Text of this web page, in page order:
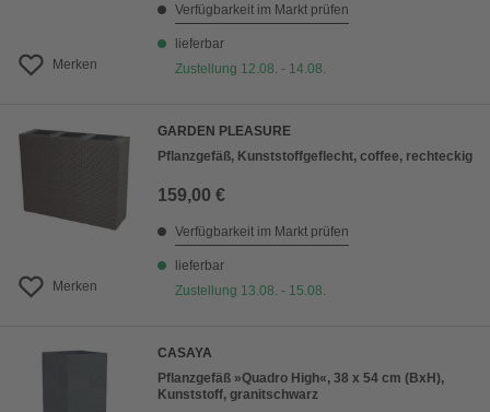
Merken
Verfügbarkeit im Markt prüfen
lieferbar
Zustellung 12.08. - 14.08.
Merken
GARDEN PLEASURE
Pflanzgefäß, Kunststoffgeflecht, coffee, rechteckig
159,00 €
Verfügbarkeit im Markt prüfen
lieferbar
Zustellung 13.08. - 15.08.
CASAYA
Pflanzgefäß »Quadro High«, 38 x 54 cm (BxH),
Kunststoff, granitschwarz